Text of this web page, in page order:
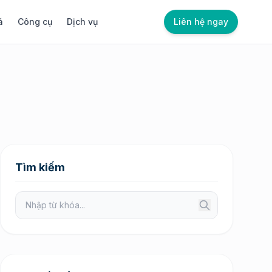
Công cụ Dịch vụ Liên hệ ngay
Tìm kiếm